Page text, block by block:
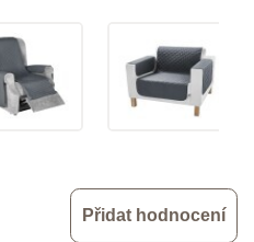
Přidat hodnocení